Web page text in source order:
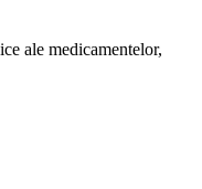
ale medicamentelor,